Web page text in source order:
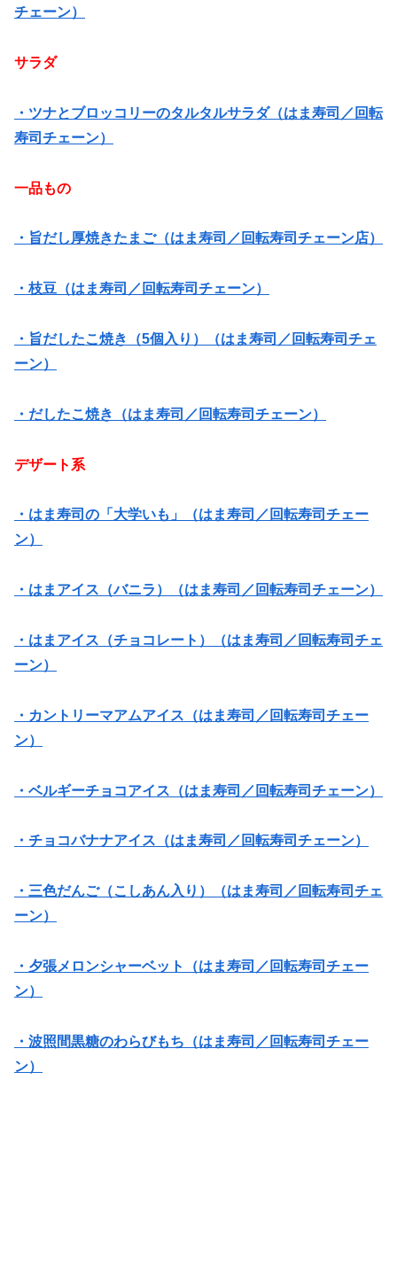
チェーン）
サラダ
・ツナとブロッコリーのタルタルサラダ（はま寿司／回転
寿司チェーン）
一品もの
・旨だし厚焼きたまご（はま寿司／回転寿司チェーン店）
・枝豆（はま寿司／回転寿司チェーン）
・旨だしたこ焼き（5個入り）（はま寿司／回転寿司チェ
ーン）
・だしたこ焼き（はま寿司／回転寿司チェーン）
デザート系
・はま寿司の「大学いも」（はま寿司／回転寿司チェー
ン）
・はまアイス（バニラ）（はま寿司／回転寿司チェーン）
・はまアイス（チョコレート）（はま寿司／回転寿司チェ
ーン）
・カントリーマアムアイス（はま寿司／回転寿司チェー
ン）
・ベルギーチョコアイス（はま寿司／回転寿司チェーン）
・チョコバナナアイス（はま寿司／回転寿司チェーン）
・三色だんご（こしあん入り）（はま寿司／回転寿司チェ
ーン）
・夕張メロンシャーベット（はま寿司／回転寿司チェー
ン）
・波照間黒糖のわらびもち（はま寿司／回転寿司チェー
ン）